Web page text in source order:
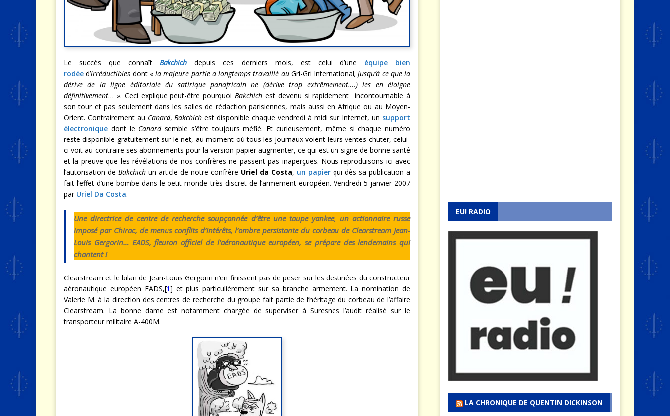
Le succès que connaîtBakchich depuis ces derniers mois, est celui d’une équipe bien
rodée d’irréductibles dont «la majeure partie a longtemps travaillé au Gri-Gri International, jusqu’à ce que la
dérive de la ligne éditoriale du satirique panafricain ne (dérive trop extrêmement….) les en éloigne
définitivement… ». Ceci explique peut-être pourquoi Bakchich est devenu si rapidement incontournable à
son tour et pas seulement dans les salles de rédaction parisiennes, mais aussi en Afrique ou au Moyen-
Orient. Contrairement au Canard, Bakchich est disponible chaque vendredi à midi sur Internet, un support
électronique dont le Canardsemble s’être toujours méfié. Et curieusement, même si chaque numéro
reste disponible gratuitement sur le net, au moment où tous les journaux voient leurs ventes chuter, celui-
ci voit au contraire ses abonnements pour la version papier augmenter, ce qui est un signe de bonne santé
et la preuve que les révélations de nos confrères ne passent pas inaperçues. Nous reproduisons ici avec
l’autorisation de Bakchich un article de notre confrère Uriel da Costa, un papier qui dès sa publication a
fait l’effet d’une bombe dans le petit monde très discret de l’armement européen. Vendredi 5 janvier 2007
par Uriel Da Costa.
Une directrice de centre de recherche soupçonnée d’être une taupe yankee, un actionnaire russe
imposé par Chirac, de menus conflits d’intérêts, l’ombre persistante du corbeau de Clearstream Jean-
Louis Gergorin… EADS, fleuron officiel de l’aéronautique européen, se prépare des lendemains qui
chantent !
Clearstream et le bilan de Jean-Louis Gergorin n’en finissent pas de peser sur les destinées du constructeur
aéronautique européen EADS,[1] et plus particulièrement sur sa branche armement. La nomination de
Valerie M. à la direction des centres de recherche du groupe fait partie de l’héritage du corbeau de l’affaire
Clearstream. La bonne dame est notamment chargée de superviser à Suresnes l’audit réalisé sur le
transporteur militaire A-400M.
EU! RADIO
LA CHRONIQUE DE QUENTIN DICKINSON